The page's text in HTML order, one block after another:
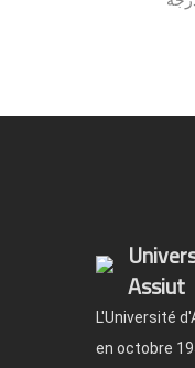
Assiut
L'Université
en octobre